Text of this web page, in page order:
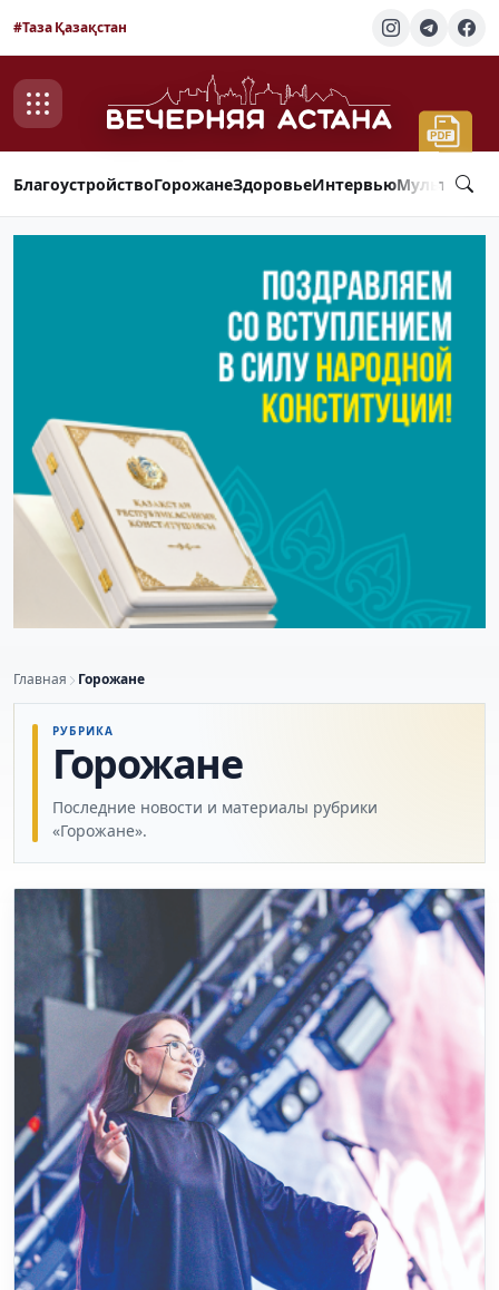
#Таза Қазақстан
БлагоустройствоГорожанеЗдоровьеИнтервью
Главная Горожане
РУБРИКА
Горожане
Последние новости и материалы рубрики
«Горожане».